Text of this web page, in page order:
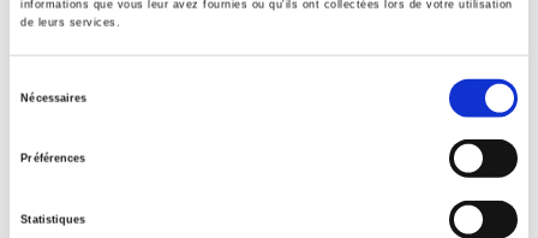
informations que vous leur avez fournies ou qu'ils ont collectées lors de votre utilisation
de leurs services.
Nécessaires
Préférences
Statistiques
J Society & social sciences > JP Politics & government
Onix Audience Codes